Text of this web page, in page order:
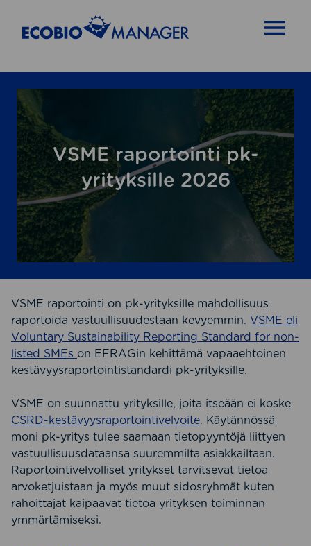
VSME raportointi pk-
yrityksille 2026
VSME raportointi on pk-yrityksille mahdollisuus
raportoida vastuullisuudestaan kevyemmin. VSME eli
Voluntary Sustainability Reporting Standard for non-
listed SMEs on EFRAGin kehittämä vapaaehtoinen
kestävyysraportointistandardi pk-yrityksille.
VSME on suunnattu yrityksille, joita itseään ei koske
CSRD-kestävyysraportointivelvoite. Käytännössä
moni pk-yritys tulee saamaan tietopyyntöjä liittyen
vastuullisuusdataansa suuremmilta asiakkailtaan.
Raportointivelvolliset yritykset tarvitsevat tietoa
arvoketjuistaan ja myös muut sidosryhmät kuten
rahoittajat kaipaavat tietoa yrityksen toiminnan
ymmärtämiseksi.